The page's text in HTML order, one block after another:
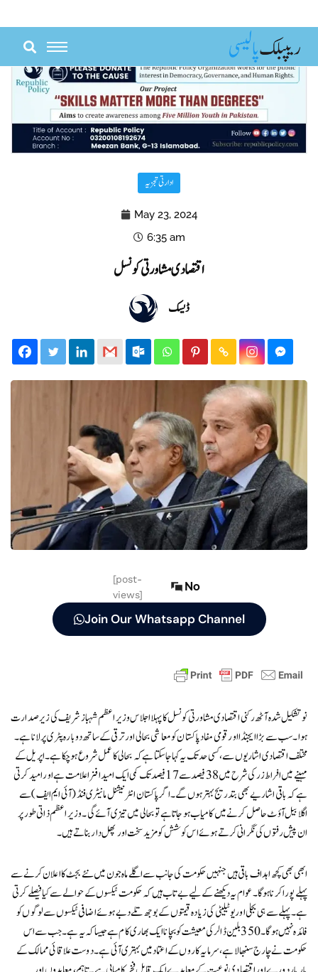
content
ادارتی تجزیہ
May 23, 2024
6:35 am
اقتصادی مشاورتی کونسل
ڈیسک
[post-
views]
No
Join Our Whatsapp Channel
نو تشکیل شدہ آٹھ رکنی اقتصادی مشاورتی کونسل کا پہلا اجلاس وزیراعظم شہباز شریف کی زیر صدارت
ہوا۔ سب سے بڑا ایجنڈا اور قومی مفاد پاکستان کو معاشی بحالی اور ترقی کے ساتھ دوبارہ پٹری پر لانا ہے۔
مختلف اقتصادی اشاریوں سے، کسی حد تک یہ کہاجاسکتا ہے کہ بحالی کا عمل شروع ہو چکا ہے۔ اپریل کے
مہینے میں افراط زر کی شرح میں 38 فیصد سے 17 فیصد تک کمی ایک امید افزا علامت ہے اور امید کرتی
ہے کہ باقی اشاریے بھی بتدریج بہتر ہوں گے۔ اگر پاکستان انٹرنیشنل مانیٹری فنڈ (آئی ایم ایف) سے
اگلا بیل آؤٹ حاصل کرنے میں کامیاب ہو جاتا ہے تو بحالی میں تیزی آئے گی۔ وزیر اعظم ذاتی طور پر
ان پیش رفتوں کی نگرانی کرتے ہوئے اس کوشش کو مزید سخت اور پھل دار بناتے ہیں۔
ابھی بھی کچھ اہداف باقی ہیں جنہیں حکومت کی جانب سے اگلے ماہ جون میں نئے بجٹ کا اعلان کرنے سے
پہلے پورا کرنا ہوگا۔ عوام یہ دیکھنے کے لیے بے تاب ہیں کہ حکومت ٹیکسوں کے حوالے سے کیا فیصلے کرتی
ہے۔ پہلے سے ہی بجلی اور یوٹیلیٹی کی زیادہ قیمتوں کے بوجھ تلے دبے ہوئے اضافی ٹیکسوں سے لوگوں کو
فائدہ نہیں ہوگا۔ 350 بلین ڈالر کی معیشت کو بچانا ایک بھاری کام ہے جیسا کہ یہ ہے۔ جب سے اس
حکومت نے چارج سنبھالا ہے، سرمایہ کاروں کے اعتماد میں بہتری آئی ہے۔ دوست علاقائی ممالک کے